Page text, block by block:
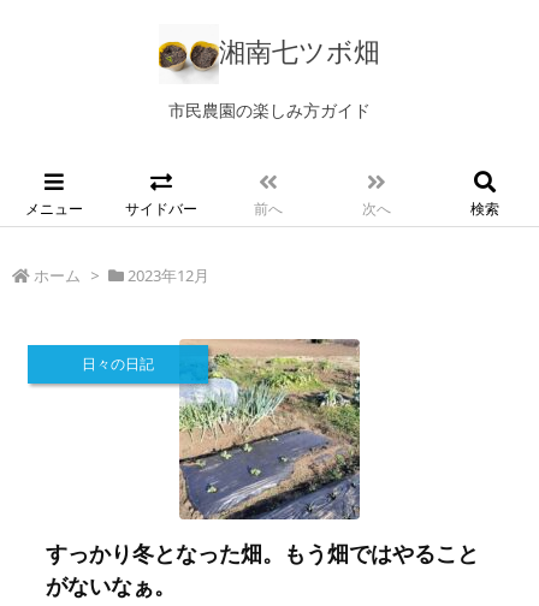
湘南七ツボ畑
市民農園の楽しみ方ガイド
メニュー サイドバー 前へ 次へ 検索
ホーム > 2023年12月
すっかり冬となった畑。もう畑ではやること
がないなぁ。
日々の日記